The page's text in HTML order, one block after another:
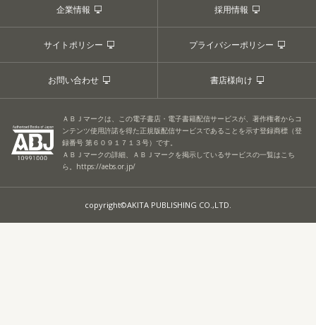
企業情報 採用情報
サイトポリシー プライバシーポリシー
お問い合わせ 書店様向け
ＡＢＪマークは、この電子書店・電子書籍配信サービスが、著作権者からコ
ンテンツ使用許諾を得た正規版配信サービスであることを示す登録商標（登
録番号 第６０９１７１３号）です。
ＡＢＪマークの詳細、ＡＢＪマークを掲示しているサービスの一覧はこち
ら。 https://aebs.or.jp/
copyright©AKITA PUBLISHING CO.,LTD.